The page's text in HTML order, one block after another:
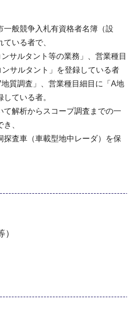
一般競争入札有資格者名簿（設
いる者で、
サルタント等の業務」、営業種目
サルタント」を登録している者
質調査」、営業種目細目に「A地
している者。
て解析からスコープ調査までの一
、
査車（車載型地中レーダ）を保